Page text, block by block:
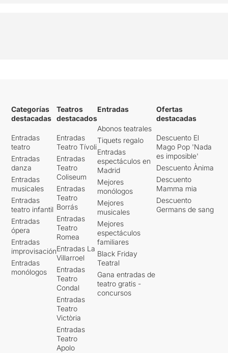
Categorías
destacadas
Entradas
teatro
Entradas
danza
Entradas
musicales
Entradas
teatro infantil
Entradas
ópera
Entradas
improvisación
Entradas
monólogos
Teatros
destacados
Entradas
Teatro Tívoli
Entradas
Teatro
Coliseum
Entradas
Teatro
Borrás
Entradas
Teatro
Romea
Entradas La
Villarroel
Entradas
Teatro
Condal
Entradas
Teatro
Victòria
Entradas
Teatro
Apolo
Entradas
Abonos teatrales
Tiquets regalo
Entradas
espectáculos en
Madrid
Mejores
monólogos
Mejores
musicales
Mejores
espectáculos
familiares
Black Friday
Teatral
Gana entradas de
teatro gratis -
concursos
Ofertas
destacadas
Descuento El
Mago Pop 'Nada
es imposible'
Descuento Ànima
Descuento
Mamma mia
Descuento
Germans de sang